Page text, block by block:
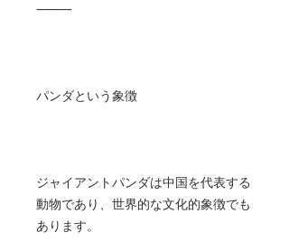
⸻
パンダという象徴
ジャイアントパンダは中国を代表する
動物であり、世界的な文化的象徴でも
あります。